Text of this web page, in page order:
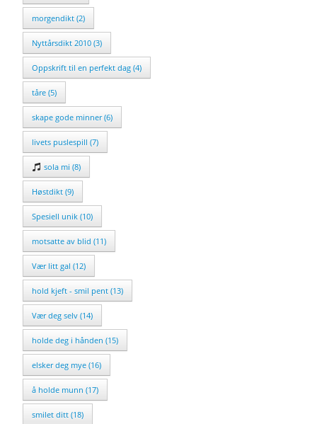
morgendikt (2)
Nyttårsdikt 2010 (3)
Oppskrift til en perfekt dag (4)
tåre (5)
skape gode minner (6)
livets puslespill (7)
sola mi (8)
Høstdikt (9)
Spesiell unik (10)
motsatte av blid (11)
Vær litt gal (12)
hold kjeft - smil pent (13)
Vær deg selv (14)
holde deg i hånden (15)
elsker deg mye (16)
å holde munn (17)
smilet ditt (18)